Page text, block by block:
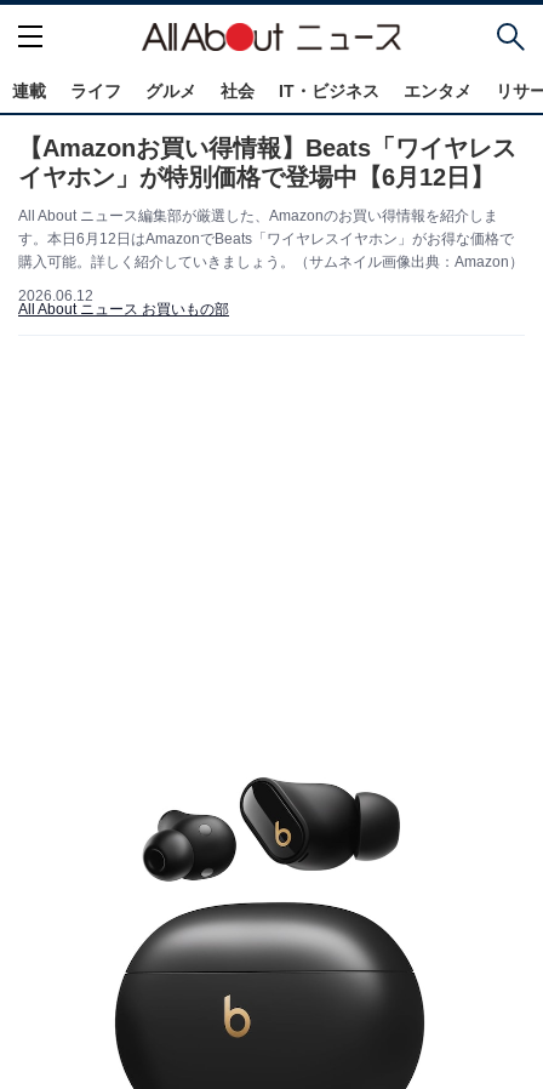
連載 ライフ グルメ 社会 IT・ビジネス エンタメ リサ
【Amazonお買い得情報】Beats「ワイヤレス
イヤホン」が特別価格で登場中【6月12日】
All About ニュース編集部が厳選した、Amazonのお買い得情報を紹介しま
す。本日6月12日はAmazonでBeats「ワイヤレスイヤホン」がお得な価格で
購入可能。詳しく紹介していきましょう。（サムネイル画像出典：Amazon）
2026.06.12
All About ニュース お買いもの部